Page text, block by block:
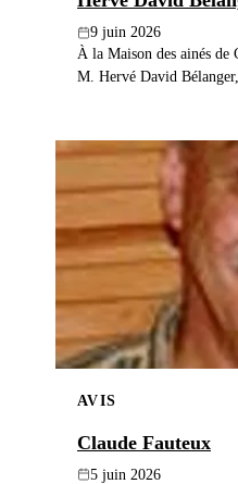
9 juin 2026
À la Maison des ainés de
M. Hervé David
AVIS
Claude Fauteux
5 juin 2026